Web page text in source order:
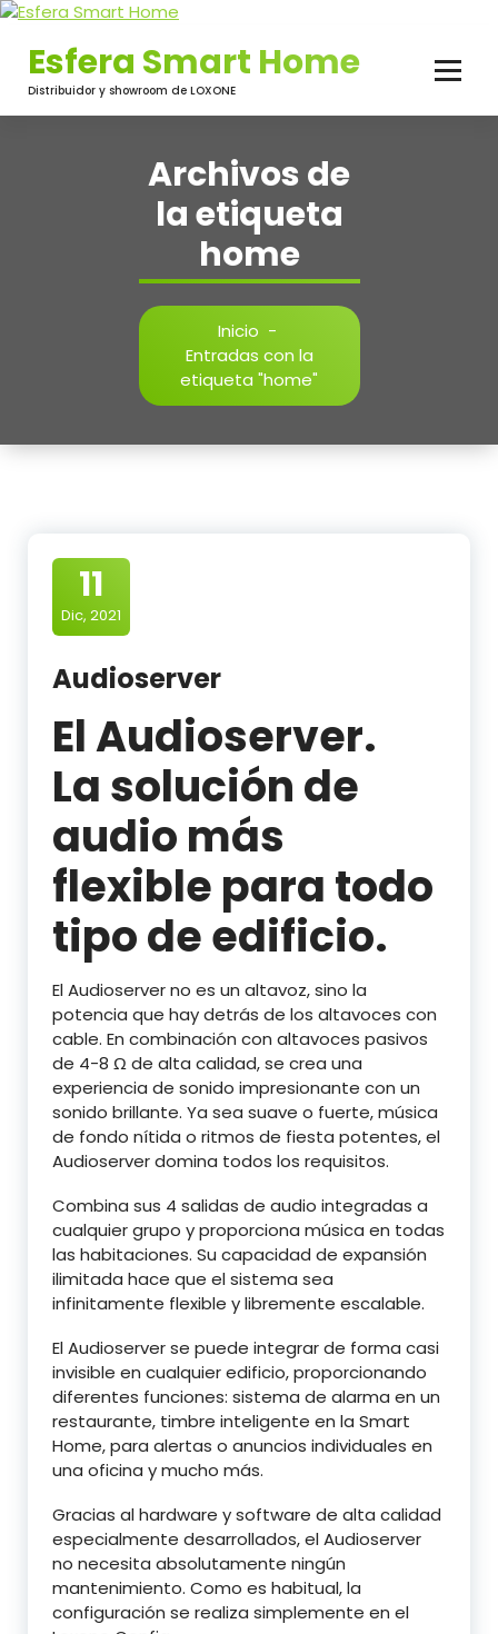
Saltar
contenido
Esfera Smart Home
Distribuidor y showroom de LOXONE
Archivos de
la etiqueta
home
Inicio -
Entradas con la
etiqueta "home"
11
Dic, 2021
Audioserver
El Audioserver.
La solución de
audio más
flexible para todo
tipo de edificio.
El Audioserver no es un altavoz, sino la
potencia que hay detrás de los altavoces con
cable. En combinación con altavoces pasivos
de 4-8 Ω de alta calidad, se crea una
experiencia de sonido impresionante con un
sonido brillante. Ya sea suave o fuerte, música
de fondo nítida o ritmos de fiesta potentes, el
Audioserver domina todos los requisitos.
Combina sus 4 salidas de audio integradas a
cualquier grupo y proporciona música en todas
las habitaciones. Su capacidad de expansión
ilimitada hace que el sistema sea
infinitamente flexible y libremente escalable.
El Audioserver se puede integrar de forma casi
invisible en cualquier edificio, proporcionando
diferentes funciones: sistema de alarma en un
restaurante, timbre inteligente en la Smart
Home, para alertas o anuncios individuales en
una oficina y mucho más.
Gracias al hardware y software de alta calidad
especialmente desarrollados, el Audioserver
no necesita absolutamente ningún
mantenimiento. Como es habitual, la
configuración se realiza simplemente en el